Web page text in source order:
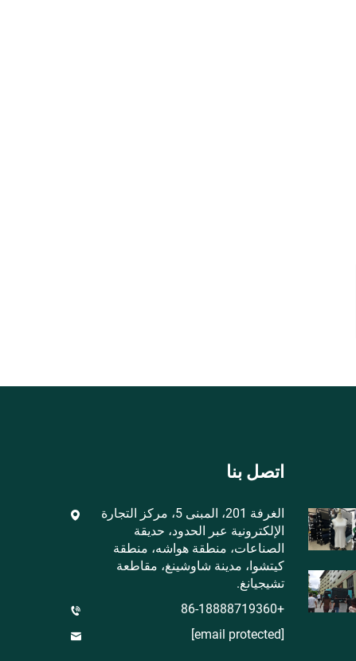
اتصل بنا
الغرفة 201، المبنى 5، مركز التجارة
الإلكترونية عبر الحدود، حديقة
الصناعات، منطقة هواشه، منطقة
كيتشوا، مدينة شاوشينغ، مقاطعة
تشيجيانغ.
+86-18888719360
[email protected]